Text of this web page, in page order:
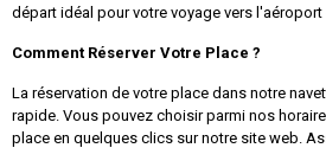
départ idéal pour votre voyage vers
Comment Réserver Votre Place ?
La réservation de votre place dans notre
rapide. Vous pouvez choisir parmi nos
place en quelques clics sur notre site web.